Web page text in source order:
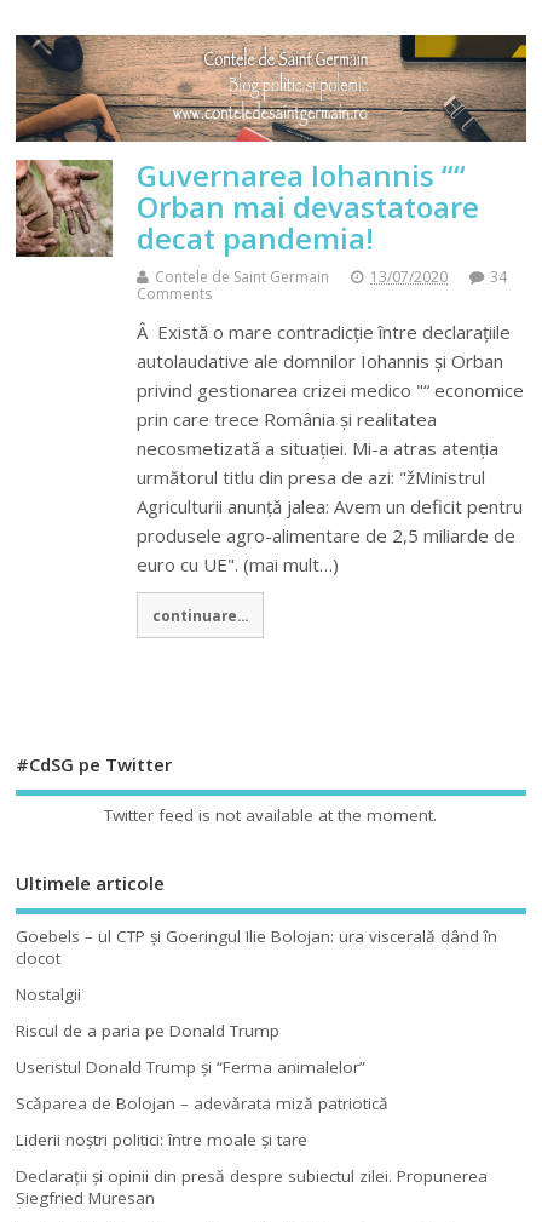
Guvernarea Iohannis ““
Orban mai devastatoare
decat pandemia!
Contele de Saint Germain 13/07/2020
34
Comments
Â Există o mare contradicție între declarațiile
autolaudative ale domnilor Iohannis și Orban
privind gestionarea crizei medico "“ economice
prin care trece România și realitatea
necosmetizată a situației. Mi-a atras atenția
următorul titlu din presa de azi: "žMinistrul
Agriculturii anunță jalea: Avem un deficit pentru
produsele agro-alimentare de 2,5 miliarde de
euro cu UE". (mai mult…)
continuare...
#CdSG pe Twitter
Twitter feed is not available at the moment.
Ultimele articole
Goebels – ul CTP şi Goeringul Ilie Bolojan: ura viscerală dând în
clocot
Nostalgii
Riscul de a paria pe Donald Trump
Useristul Donald Trump şi “Ferma animalelor”
Scăparea de Bolojan – adevărata miză patriotică
Liderii noştri politici: între moale şi tare
Declaraţii şi opinii din presă despre subiectul zilei. Propunerea
Siegfried Muresan